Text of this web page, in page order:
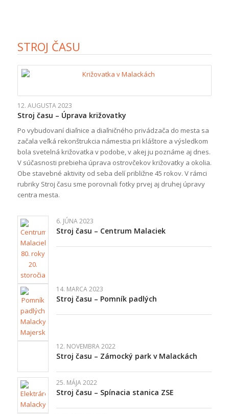
STROJ ČASU
12. AUGUSTA 2023
Stroj času – Úprava križovatky
Po vybudovaní diaľnice a diaľničného privádzača do mesta sa
začala veľká rekonštrukcia námestia pri kláštore a výsledkom
bola svetelná križovatka v podobe, v akej ju poznáme aj dnes.
V súčasnosti prebieha úprava ostrovčekov križovatky a okolia.
Obe stavebné aktivity od seba delí približne 45 rokov. V rámci
rubriky Stroj času sme porovnali fotky prvej aj druhej úpravy
centra mesta.
6. JÚNA 2023
Stroj času – Centrum Malaciek
14. MARCA 2023
Stroj času – Pomník padlých
12. NOVEMBRA 2022
Stroj času – Zámocký park v Malackách
25. MÁJA 2022
Stroj času – Spínacia stanica ZSE